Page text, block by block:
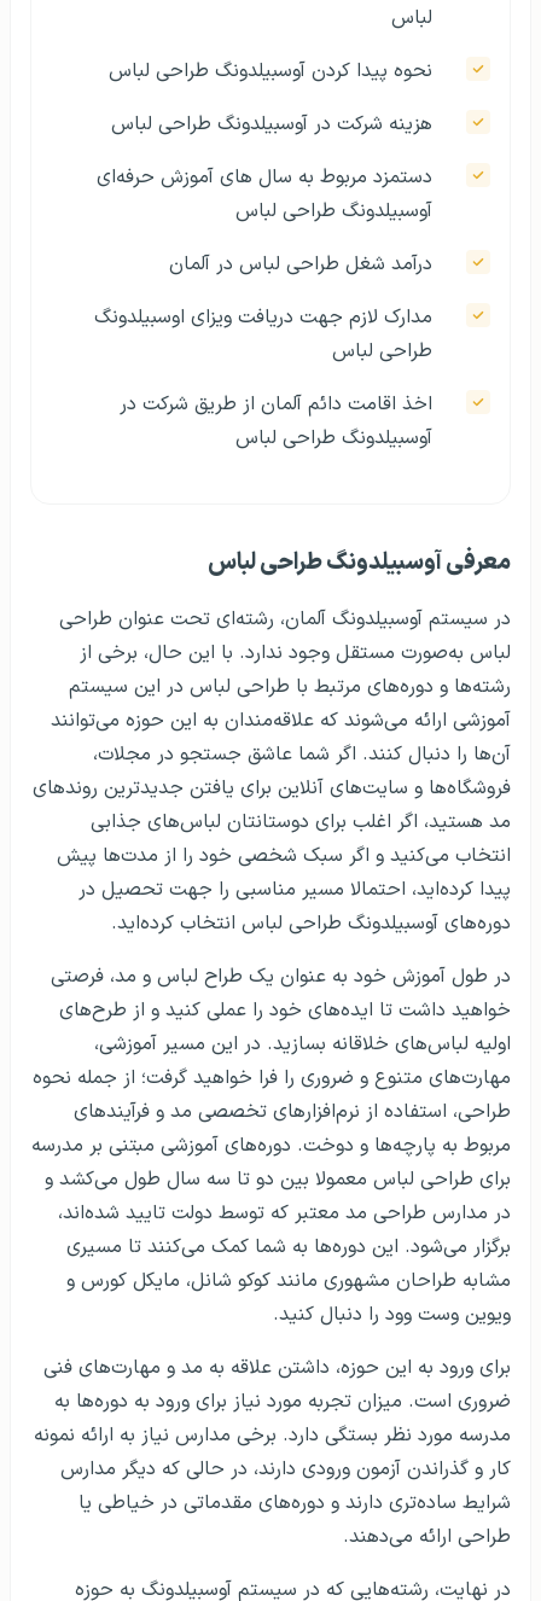
لباس
نحوه پیدا کردن آوسبیلدونگ طراحی لباس
هزینه شرکت در آوسبیلدونگ طراحی لباس
دستمزد مربوط به سال های آموزش حرفه‌ای
آوسبیلدونگ طراحی لباس
درآمد شغل طراحی لباس در آلمان
مدارک لازم جهت دریافت ویزای اوسبیلدونگ
طراحی لباس
اخذ اقامت دائم آلمان از طریق شرکت در
آوسبیلدونگ طراحی لباس
معرفی آوسبیلدونگ طراحی لباس
در سیستم آوسبیلدونگ آلمان، رشته‌ای تحت عنوان طراحی
لباس به‌صورت مستقل وجود ندارد. با این حال، برخی از
رشته‌ها و دوره‌های مرتبط با طراحی لباس در این سیستم
آموزشی ارائه می‌شوند که علاقه‌مندان به این حوزه می‌توانند
آن‌ها را دنبال کنند. اگر شما عاشق جستجو در مجلات،
فروشگاه‌ها و سایت‌های آنلاین برای یافتن جدیدترین روندهای
مد هستید، اگر اغلب برای دوستانتان لباس‌های جذابی
انتخاب می‌کنید و اگر سبک شخصی خود را از مدت‌ها پیش
پیدا کرده‌اید، احتمالا مسیر مناسبی را جهت تحصیل در
دوره‌های آوسبیلدونگ طراحی لباس انتخاب کرده‌اید.
در طول آموزش خود به عنوان یک طراح لباس و مد، فرصتی
خواهید داشت تا ایده‌های خود را عملی کنید و از طرح‌های
اولیه لباس‌های خلاقانه بسازید. در این مسیر آموزشی،
مهارت‌های متنوع و ضروری را فرا خواهید گرفت؛ از جمله نحوه
طراحی، استفاده از نرم‌افزارهای تخصصی مد و فرآیندهای
مربوط به پارچه‌ها و دوخت. دوره‌های آموزشی مبتنی بر مدرسه
برای طراحی لباس معمولا بین دو تا سه سال طول می‌کشد و
در مدارس طراحی مد معتبر که توسط دولت تایید شده‌اند،
برگزار می‌شود. این دوره‌ها به شما کمک می‌کنند تا مسیری
مشابه طراحان مشهوری مانند کوکو شانل، مایکل کورس و
ویوین وست وود را دنبال کنید.
برای ورود به این حوزه، داشتن علاقه به مد و مهارت‌های فنی
ضروری است. میزان تجربه مورد نیاز برای ورود به دوره‌ها به
مدرسه مورد نظر بستگی دارد. برخی مدارس نیاز به ارائه نمونه
کار و گذراندن آزمون ورودی دارند، در حالی که دیگر مدارس
شرایط ساده‌تری دارند و دوره‌های مقدماتی در خیاطی یا
طراحی ارائه می‌دهند.
در نهایت، رشته‌هایی که در سیستم آوسبیلدونگ به حوزه